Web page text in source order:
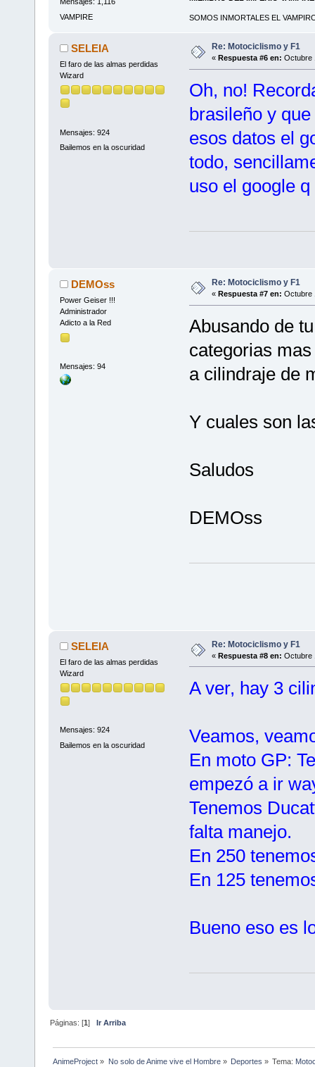
VAMPIRE
SOMOS INMORTALES EL
SELEIA
El faro de las almas perdidas
Wizard
Mensajes: 924
Bailemos en la oscuridad
Re: Motociclismo y F1
« Respuesta #6 en: Octubre
Oh, no!
brasileño y
esos datos el
todo,
uso el google
DEMOss
Power Geiser !!!
Administrador
Adicto a la Red
Mensajes: 94
Re: Motociclismo y F1
« Respuesta #7 en: Octubre
Abusando de
categorias
a cilindraje de
Y cuales son
Saludos
DEMOss
SELEIA
El faro de las almas perdidas
Wizard
Mensajes: 924
Bailemos en la oscuridad
Re: Motociclismo y F1
« Respuesta #8 en: Octubre
A ver, hay 3
Veamos,
En moto GP:
empezó a ir
Tenemos
falta manejo.
En 250
En 125
Bueno eso es
Páginas: [1]Ir Arriba
AnimeProject » No solo de Anime vive el Hombre» Deportes » Tema: